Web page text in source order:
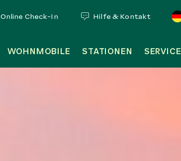
Online Check-In Hilfe & Kontakt
WOHNMOBILE STATIONEN SERVICE